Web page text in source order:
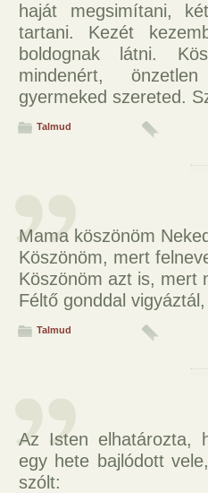
haját megsimítani,
tartani. Kezét
boldognak látni.
mindenért,
gyermeked szereted.
Talmud
Mama köszönöm
Köszönöm, mert
Köszönöm azt is, mert
Féltő gonddal
Talmud
Az Isten elhatározta,
egy hete bajlódott
szólt: